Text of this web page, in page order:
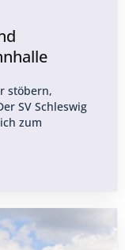
stöbern,
SV Schleswig
zum